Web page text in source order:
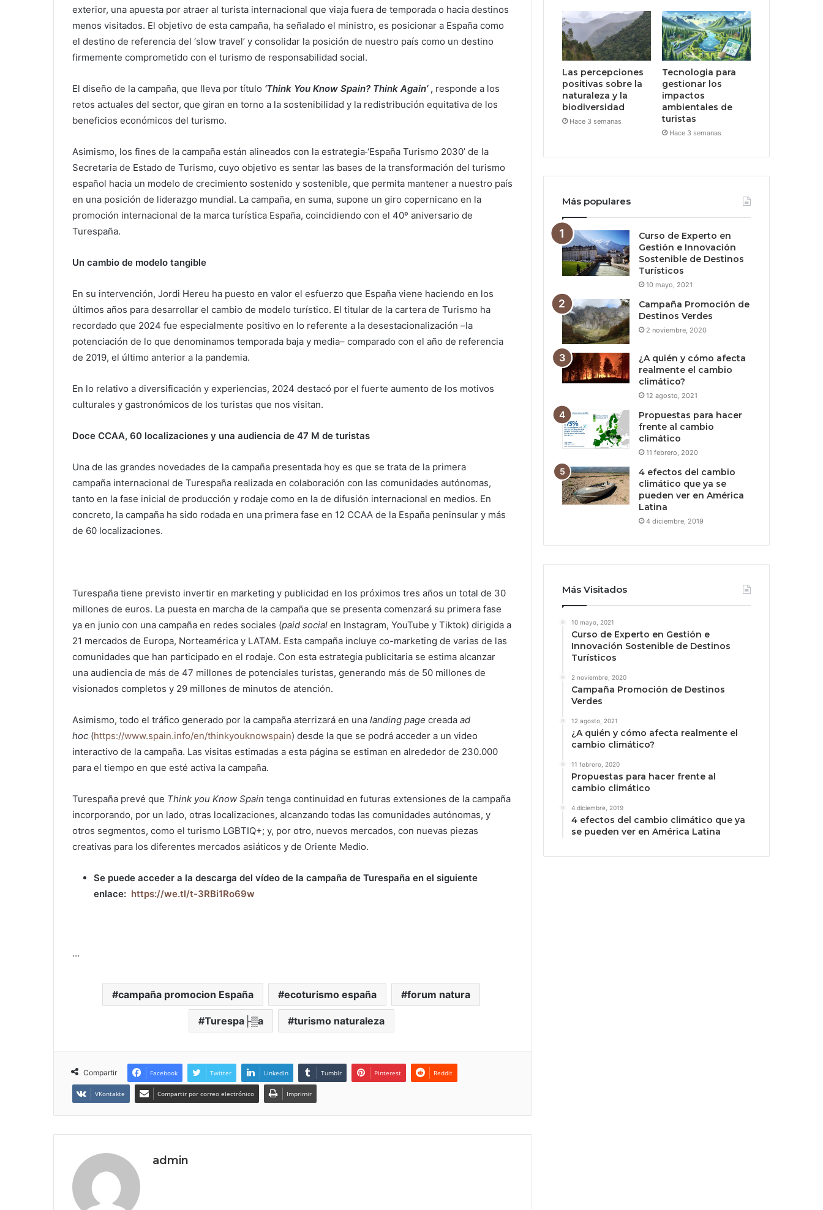
exterior, una apuesta por atraer al turista internacional que viaja fuera de temporada o hacia destinos
menos visitados. El objetivo de esta campaña, ha señalado el ministro, es posicionar a España como
el destino de referencia del ‘slow travel’ y consolidar la posición de nuestro país como un destino
firmemente comprometido con el turismo de responsabilidad social.
El diseño de la campaña, que lleva por título ‘Think You Know Spain? Think Again’ , responde a los
retos actuales del sector, que giran en torno a la sostenibilidad y la redistribución equitativa de los
beneficios económicos del turismo.
Asimismo, los fines de la campaña están alineados con la estrategia ‘España Turismo 2030’ de la
Secretaria de Estado de Turismo, cuyo objetivo es sentar las bases de la transformación del turismo
español hacia un modelo de crecimiento sostenido y sostenible, que permita mantener a nuestro país
en una posición de liderazgo mundial. La campaña, en suma, supone un giro copernicano en la
promoción internacional de la marca turística España, coincidiendo con el 40º aniversario de
Turespaña.
Un cambio de modelo tangible
En su intervención, Jordi Hereu ha puesto en valor el esfuerzo que España viene haciendo en los
últimos años para desarrollar el cambio de modelo turístico. El titular de la cartera de Turismo ha
recordado que 2024 fue especialmente positivo en lo referente a la desestacionalización –la
potenciación de lo que denominamos temporada baja y media– comparado con el año de referencia
de 2019, el último anterior a la pandemia.
En lo relativo a diversificación y experiencias, 2024 destacó por el fuerte aumento de los motivos
culturales y gastronómicos de los turistas que nos visitan.
Doce CCAA, 60 localizaciones y una audiencia de 47 M de turistas
Una de las grandes novedades de la campaña presentada hoy es que se trata de la primera
campaña internacional de Turespaña realizada en colaboración con las comunidades autónomas,
tanto en la fase inicial de producción y rodaje como en la de difusión internacional en medios. En
concreto, la campaña ha sido rodada en una primera fase en 12 CCAA de la España peninsular y más
de 60 localizaciones.
Turespaña tiene previsto invertir en marketing y publicidad en los próximos tres años un total de 30
millones de euros. La puesta en marcha de la campaña que se presenta comenzará su primera fase
ya en junio con una campaña en redes sociales (paid social en Instagram, YouTube y Tiktok) dirigida a
21 mercados de Europa, Norteamérica y LATAM. Esta campaña incluye co-marketing de varias de las
comunidades que han participado en el rodaje. Con esta estrategia publicitaria se estima alcanzar
una audiencia de más de 47 millones de potenciales turistas, generando más de 50 millones de
visionados completos y 29 millones de minutos de atención.
Asimismo, todo el tráfico generado por la campaña aterrizará en una landing page creada ad
hoc (https://www.spain.info/en/thinkyouknowspain) desde la que se podrá acceder a un video
interactivo de la campaña. Las visitas estimadas a esta página se estiman en alrededor de 230.000
para el tiempo en que esté activa la campaña.
Turespaña prevé que Think you Know Spain tenga continuidad en futuras extensiones de la campaña
incorporando, por un lado, otras localizaciones, alcanzando todas las comunidades autónomas, y
otros segmentos, como el turismo LGBTIQ+; y, por otro, nuevos mercados, con nuevas piezas
creativas para los diferentes mercados asiáticos y de Oriente Medio.
Se puede acceder a la descarga del vídeo de la campaña de Turespaña en el siguiente
enlace: https://we.tl/t-3RBi1Ro69w
…
campaña promocion España ecoturismo españa forum natura
Turespa├▒a turismo naturaleza
Compartir Facebook Twitter LinkedIn Tumblr Pinterest Reddit
VKontakte Compartir por correo electrónico Imprimir
admin
Las percepciones
positivas sobre la
naturaleza y la
biodiversidad
Hace 3 semanas
Tecnologia para
gestionar los
impactos
ambientales de
turistas
Hace 3 semanas
Más populares
Curso de Experto en
Gestión e Innovación
Sostenible de Destinos
Turísticos
10 mayo, 2021
Campaña Promoción de
Destinos Verdes
2 noviembre, 2020
¿A quién y cómo afecta
realmente el cambio
climático?
12 agosto, 2021
Propuestas para hacer
frente al cambio
climático
11 febrero, 2020
4 efectos del cambio
climático que ya se
pueden ver en América
Latina
4 diciembre, 2019
Más Visitados
10 mayo, 2021
Curso de Experto en Gestión e
Innovación Sostenible de Destinos
Turísticos
2 noviembre, 2020
Campaña Promoción de Destinos
Verdes
12 agosto, 2021
¿A quién y cómo afecta realmente el
cambio climático?
11 febrero, 2020
Propuestas para hacer frente al
cambio climático
4 diciembre, 2019
4 efectos del cambio climático que ya
se pueden ver en América Latina